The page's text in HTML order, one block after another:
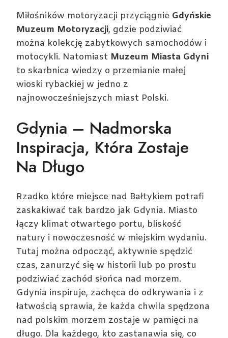
Miłośników motoryzacji przyciągnie Gdyńskie
Muzeum Motoryzacji, gdzie podziwiać
można kolekcję zabytkowych samochodów i
motocykli. Natomiast Muzeum Miasta Gdyni
to skarbnica wiedzy o przemianie małej
wioski rybackiej w jedno z
najnowocześniejszych miast Polski.
Gdynia – Nadmorska
Inspiracja, Która Zostaje
Na Długo
Rzadko które miejsce nad Bałtykiem potrafi
zaskakiwać tak bardzo jak Gdynia. Miasto
łączy klimat otwartego portu, bliskość
natury i nowoczesność w miejskim wydaniu.
Tutaj można odpocząć, aktywnie spędzić
czas, zanurzyć się w historii lub po prostu
podziwiać zachód słońca nad morzem.
Gdynia inspiruje, zachęca do odkrywania i z
łatwością sprawia, że każda chwila spędzona
nad polskim morzem zostaje w pamięci na
długo. Dla każdego, kto zastanawia się, co